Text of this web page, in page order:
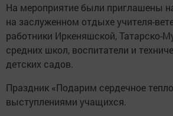
На мероприятие были приглашены
на заслуженном отдыхе учителя-
работники Иркеняшской, Татарско-
средних школ, воспитатели и
детских садов.
Праздник «Подарим сердечное
выступлениями учащихся.